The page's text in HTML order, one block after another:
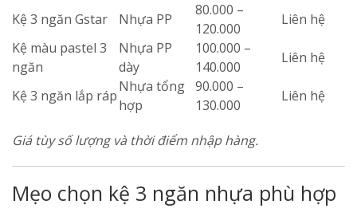
Kệ 3 ngăn Gstar Nhựa PP
80.000 –
120.000
Liên hệ
Kệ màu pastel 3
ngăn
Nhựa PP
dày
100.000 –
140.000
Liên hệ
Kệ 3 ngăn lắp ráp
Nhựa tổng
hợp
90.000 –
130.000
Liên hệ
Giá tùy số lượng và thời điểm nhập hàng.
Mẹo chọn kệ 3 ngăn nhựa phù hợp